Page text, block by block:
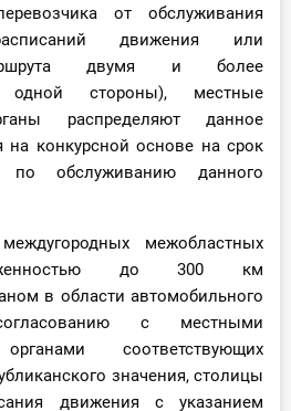
от обслуживания
движения или
двумя и более
одной стороны), местные
распределяют данное
на конкурсной основе на срок
по обслуживанию данного
межобластных
до 300 км
в области автомобильного
с местными
соответствующих
значения, столицы
движения с указанием